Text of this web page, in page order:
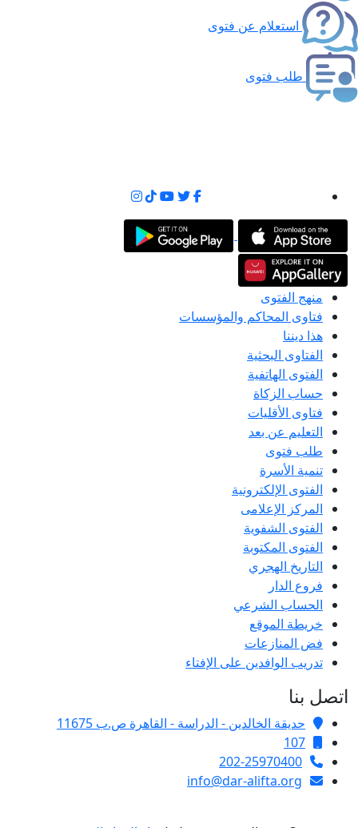
استعلام عن فتوى
طلب فتوى
منهج الفتوى
فتاوى المحاكم والمؤسسات
هذا ديننا
الفتاوى البحثية
الفتوى الهاتفية
حساب الزكاة
فتاوى الأقليات
التعليم عن بعد
طلب فتوى
تنمية الأسرة
الفتوى الإلكترونية
المركز الإعلامى
الفتوى الشفوية
الفتوى المكتوبة
التاريخ الهجري
فروع الدار
الحساب الشرعي
خريطة الموقع
فض المنازعات
تدريب الوافدين على الإفتاء
اتصل بنا
حديقة الخالدين - الدراسة - القاهرة ص.ب 11675
107
202-25970400
info@dar-alifta.org